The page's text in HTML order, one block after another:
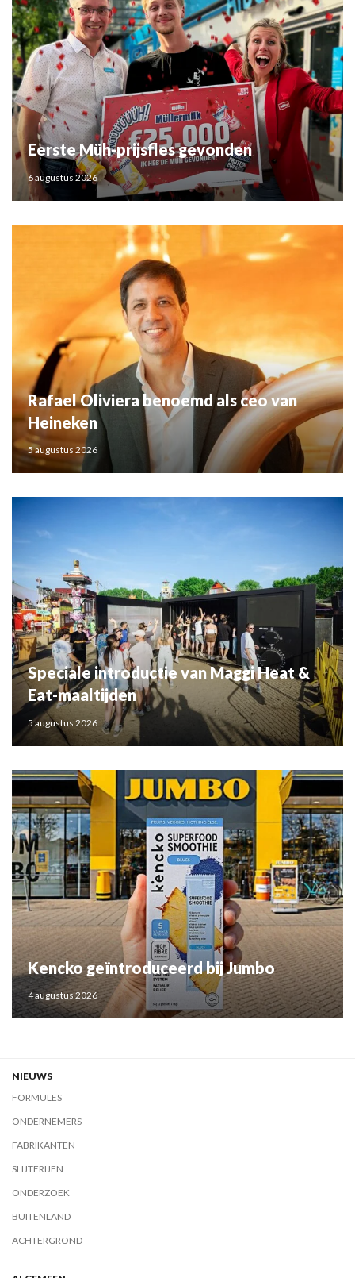
Eerste Müh-prijsfles gevonden
6 augustus 2026
Rafael Oliviera benoemd als ceo van
Heineken
5 augustus 2026
Speciale introductie van Maggi Heat &
Eat-maaltijden
5 augustus 2026
Kencko geïntroduceerd bij Jumbo
4 augustus 2026
NIEUWS
FORMULES
ONDERNEMERS
FABRIKANTEN
SLIJTERIJEN
ONDERZOEK
BUITENLAND
ACHTERGROND